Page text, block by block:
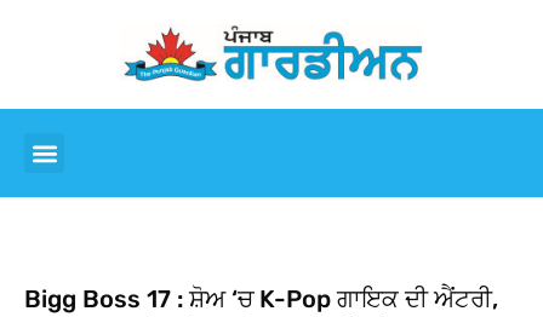
Bigg Boss 17 : ਸ਼ੋਅ ‘ਚ K-Pop ਗਾਇਕ ਦੀ ਐਂਟਰੀ,